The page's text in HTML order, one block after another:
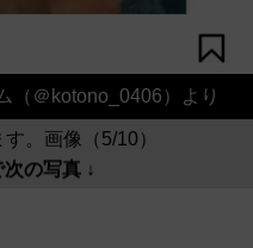
（＠kotono_0406）より
。画像（5/10）
の写真 ↓